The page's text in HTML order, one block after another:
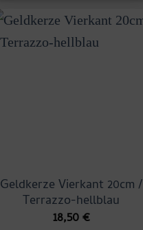
Geldkerze Vierkant 20cm /
Terrazzo-hellblau
18,50€